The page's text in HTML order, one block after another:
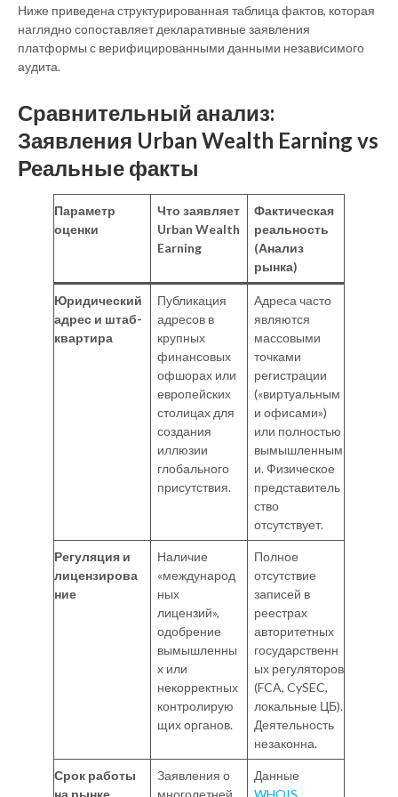
Ниже приведена структурированная таблица фактов, которая
наглядно сопоставляет декларативные заявления
платформы с верифицированными данными независимого
аудита.
Сравнительный анализ:
Заявления Urban Wealth Earning vs
Реальные факты
Параметр
оценки
Что заявляет
Urban Wealth
Earning
Фактическая
реальность
(Анализ
рынка)
Юридический
адрес и штаб-
квартира
Публикация
адресов в
крупных
финансовых
офшорах или
европейских
столицах для
создания
иллюзии
глобального
присутствия.
Адреса часто
являются
массовыми
точками
регистрации
(«виртуальным
и офисами»)
или полностью
вымышленным
и. Физическое
представитель
ство
отсутствует.
Регуляция и
лицензирова
ние
Наличие
«международ
ных
лицензий»,
одобрение
вымышленны
х или
некорректных
контролирую
щих органов.
Полное
отсутствие
записей в
реестрах
авторитетных
государственн
ых регуляторов
(FCA, CySEC,
локальные ЦБ).
Деятельность
незаконна.
Срок работы
Заявления о
Данные